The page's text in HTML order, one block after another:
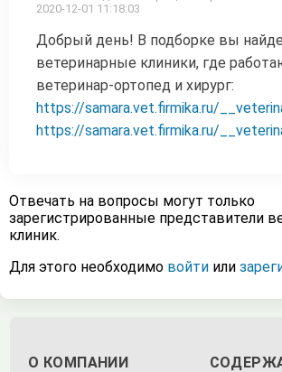
2020-12-01 11:18:03
Добрый день! В подборке вы
ветеринарные клиники, где
ветеринар-ортопед и хирург:
https://samara.vet.firmika.ru/
https://samara.vet.firmika.ru/
Отвечать на вопросы могут только
зарегистрированные представители
клиник.
Для этого необходимо войти или
О КОМПАНИИ